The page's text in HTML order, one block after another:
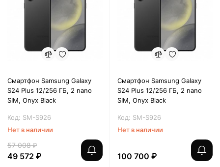
Смартфон Samsung Galaxy
S24 Plus 12/256 ГБ, 2 nano
SIM, Onyx Black
Код: SM-S926
Нет в наличии
57 008 ₽
49 572 ₽
Смартфон Samsung Galaxy
S24 Plus 12/256 ГБ, 2 nano
SIM, Onyx Black
Код: SM-S926
Нет в наличии
100 700 ₽